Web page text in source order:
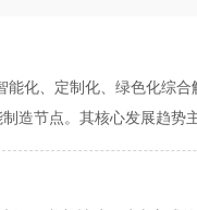
化、定制化、绿色化综
造节点。其核心发展趋势